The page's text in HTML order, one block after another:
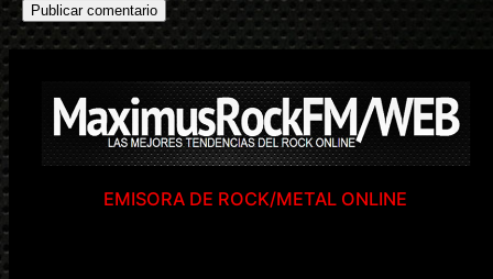
EMISORA DE ROCK/METAL ONLINE